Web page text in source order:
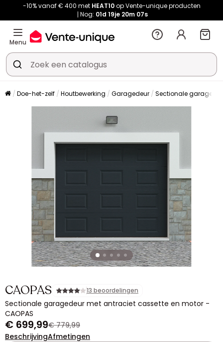
-10% vanaf € 400 met HEAT10op Vente-unique producten
Nog: 01d 19je 20m 06s
Menu
Doe-het-zelf Houtbewerking Garagedeur Sectionale
CAOPAS 13 beoordelingen
Sectionale garagedeur met antraciet cassette en motor -
CAOPAS
€ 699,99€ 779,99
BeschrijvingAfmetingen